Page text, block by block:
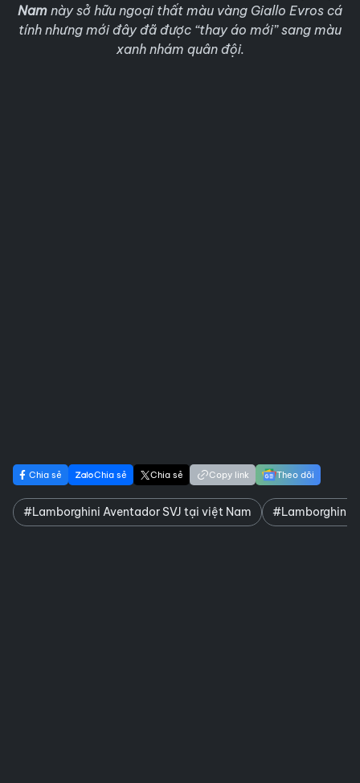
Nam này sở hữu ngoại thất màu vàng Giallo Evros cá
tính nhưng mới đây đã được “thay áo mới” sang màu
xanh nhám quân đội.
Chia sẻ Chia sẻ Chia sẻ Copy link Theo dõi
#Lamborghini Aventador SVJ tại việt Nam #Lamborghini